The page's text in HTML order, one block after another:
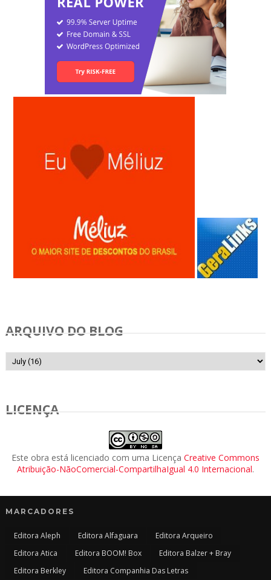
ARQUIVO DO BLOG
LICENÇA
Este obra está licenciado com uma Licença Creative Commons
Atribuição-NãoComercial-CompartilhaIgual 4.0 Internacional.
MARCADORES
Editora Aleph Editora Alfaguara
Editora Arqueiro
Editora Atica
Editora BOOM! Box
Editora Balzer + Bray
Editora Berkley
Editora Companhia Das Letras